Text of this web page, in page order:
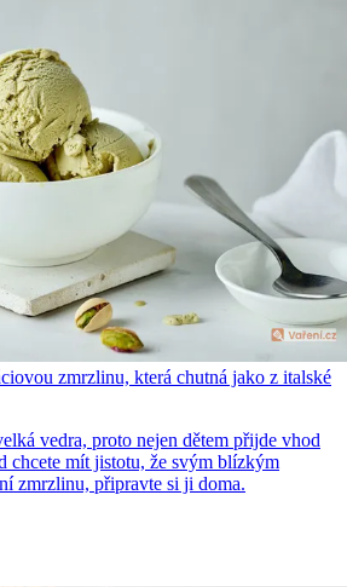
zmrzlinu, která chutná jako z italské
vedra, proto nejen dětem přijde vhod
chcete mít jistotu, že svým blízkým
zmrzlinu, připravte si ji doma.